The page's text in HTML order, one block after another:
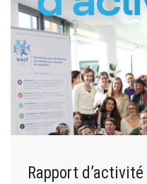
Rapport d’activité